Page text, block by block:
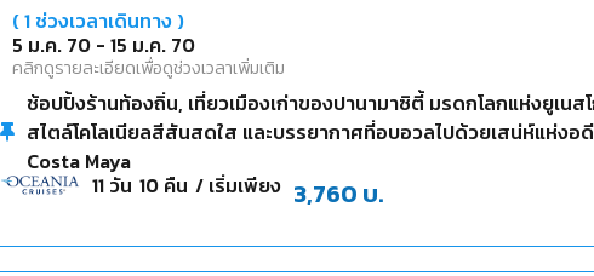
(1ช่วงเวลาเดินทาง )
5 ม.ค. 70 -15 ม.ค. 70
คลิกดูรายละเอียดเพื่อดูช่วงเวลาเพิ่มเติม
ช้อปปิ้งร้านท้องถิ่น, เที่ยวเมืองเก่าของปานามาซิตี้ มรดกโลกแห่งยูเน
สไตล์โคโลเนียลสีสันสดใส และบรรยากาศที่อบอวลไปด้วยเสน่ห์แห่งอ
Costa Maya
11วัน 10คืน / เริ่มเพียง 3,760 บ.